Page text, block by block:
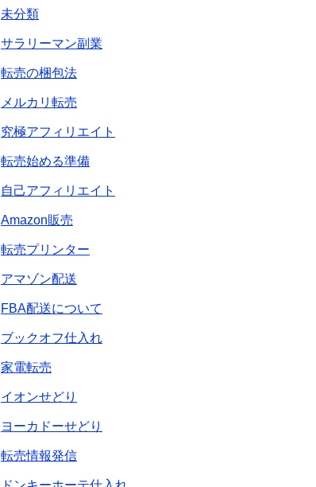
未分類
サラリーマン副業
転売の梱包法
メルカリ転売
究極アフィリエイト
転売始める準備
自己アフィリエイト
Amazon販売
転売プリンター
アマゾン配送
FBA配送について
ブックオフ仕入れ
家電転売
イオンせどり
ヨーカドーせどり
転売情報発信